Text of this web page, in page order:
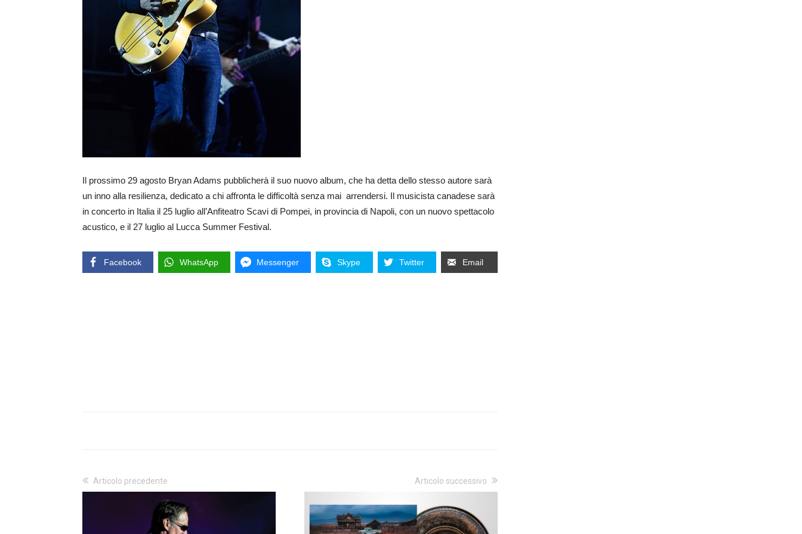
Il prossimo 29 agosto Bryan Adams pubblicherà il suo nuovo album, che ha detta dello stesso autore sarà
un inno alla resilienza, dedicato a chi affronta le difficoltà senza mai arrendersi. Il musicista canadese sarà
in concerto in Italia il 25 luglio all’Anfiteatro Scavi di Pompei, in provincia di Napoli, con un nuovo spettacolo
acustico, e il 27 luglio al Lucca Summer Festival.
Facebook WhatsApp Messenger Skype Twitter Email
Articolo precedente Articolo successivo